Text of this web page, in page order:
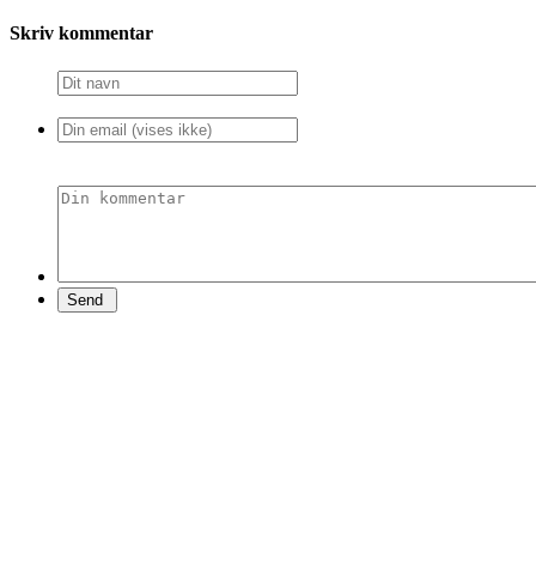
Skriv kommentar